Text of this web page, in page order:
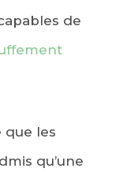
de
que les
qu’une